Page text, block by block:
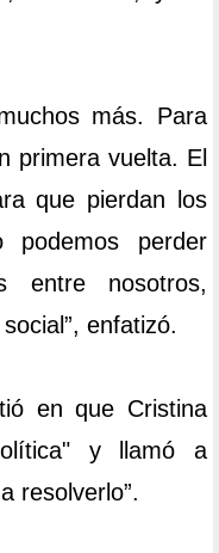
más. Para
primera vuelta. El
que pierdan los
podemos perder
entre nosotros,
enfatizó.
en que Cristina
y llamó a
resolverlo”.